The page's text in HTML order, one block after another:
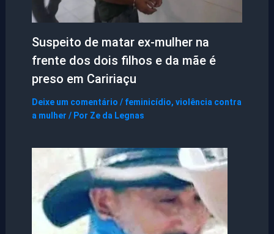
Suspeito de matar ex-mulher na
frente dos dois filhos e da mãe é
preso em Caririaçu
Deixe um comentário / feminicídio, violência contra
a mulher / Por Ze da Legnas